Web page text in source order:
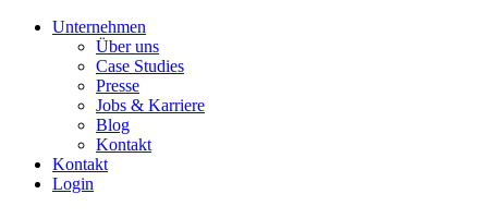
Unternehmen
Über uns
Case Studies
Presse
Jobs & Karriere
Blog
Kontakt
Kontakt
Login